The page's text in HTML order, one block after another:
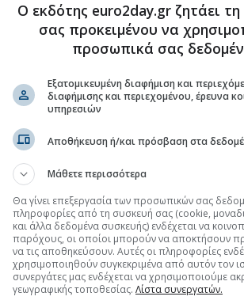
το Λονδίνο
Ο εκδότης euro2day.gr ζητάει
σας προκειμένου να
προσωπικά σας
Εξατομικευμένη διαφήμιση και
διαφήμισης και περιεχομένου, έρευνα
υπηρεσιών
Αποθήκευση ή/και πρόσβαση στα
Μάθετε περισσότερα
Θα γίνει επεξεργασία των προσωπικών σας
πληροφορίες από τη συσκευή σας (cookie,
και άλλα δεδομένα συσκευής) ενδέχεται να
παρόχους, οι οποίοι μπορούν να αποκτήσουν
να τις αποθηκεύσουν. Αυτές οι πληροφορίες
χρησιμοποιηθούν συγκεκριμένα από αυτόν τον
συνεργάτες μας ενδέχεται να χρησιμοποιούμε
γεωγραφικής τοποθεσίας. Λίστα συνεργατών.